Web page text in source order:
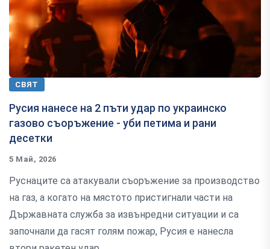
СВЯТ
Русия нанесе на 2 пъти удар по украинско
газово съоръжение - уби петима и рани
десетки
5 Май, 2026
Руснаците са атакували съоръжение за производство
на газ, а когато на мястото пристигнали части на
Държавната служба за извънредни ситуации и са
започнали да гасят голям пожар, Русия е нанесла